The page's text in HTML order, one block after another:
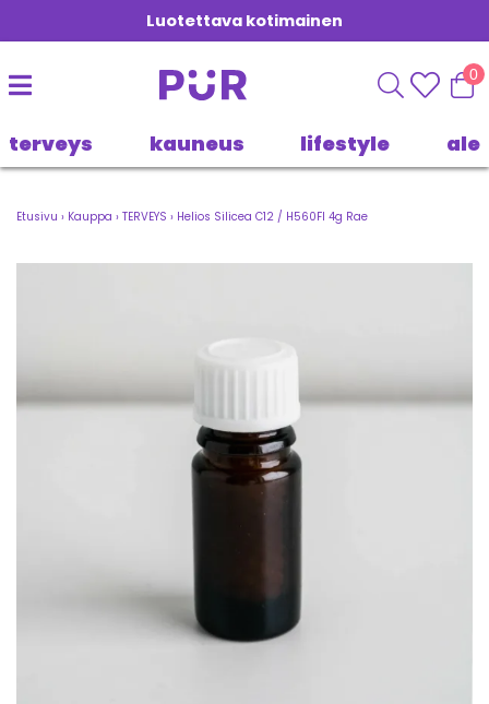
Luotettava kotimainen
0
terveys kauneus lifestyle ale
Etusivu › Kauppa › TERVEYS › Helios Silicea C12 / H560FI 4g Rae